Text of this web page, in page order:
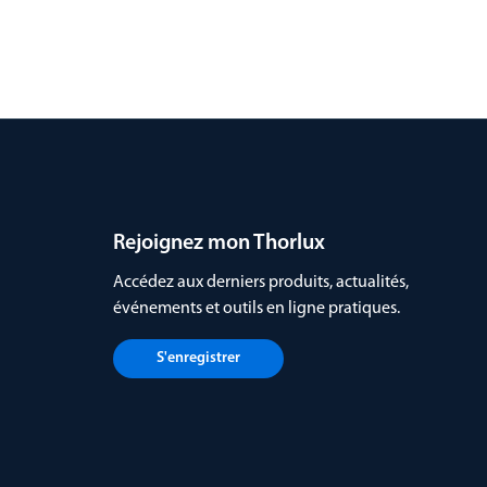
Rejoignez mon Thorlux
Accédez aux derniers produits, actualités,
événements et outils en ligne pratiques.
S'enregistrer